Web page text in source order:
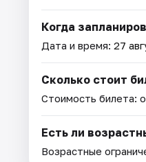
Когда
Дата и время: 27
Сколько стоит
Стоимость билета:
Есть ли
Возрастные